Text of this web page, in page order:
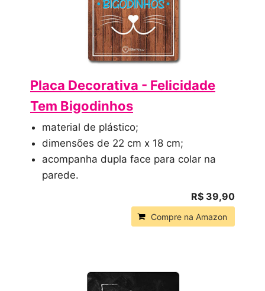
Placa Decorativa - Felicidade
Tem Bigodinhos
material de plástico;
dimensões de 22 cm x 18 cm;
acompanha dupla face para colar na
parede.
R$ 39,90
Compre na Amazon